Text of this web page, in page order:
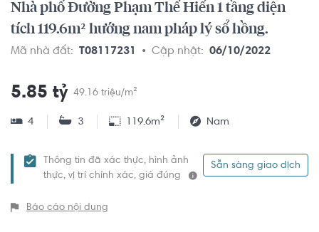
Nhà phố Đường Phạm Thế Hiển 1 tầng diện
tích 119.6m² hướng nam pháp lý sổ hồng.
Mã nhà đất: T08117231 Cập nhật: 06/10/2022
5.85 tỷ 49.16 triệu/m²
4 3 119.6m² Nam
Thông tin đã xác thực, hình ảnh
thực, vị trí chính xác, giá đúng
Sẵn sàng giao dịch
Báo cáo nội dung